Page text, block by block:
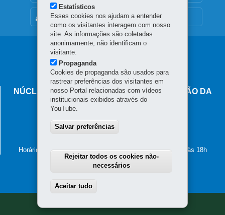
MAPA DO SITE
Navegação
principal
NÚCLEO REGIONAL DE EDUCAÇÃO DE UNIÃO DA
VITÓRIA
84.600-285-União da Vitória
Horário de atendimento: de segunda a sexta-feira, das 8h às 18h
Estatísticos
Esses cookies nos ajudam a entender
como os visitantes interagem com nosso
site. As informações são coletadas
anonimamente, não identificam o
visitante.
Propaganda
Cookies de propaganda são usados para
rastrear preferências dos visitantes em
nosso Portal relacionadas com vídeos
institucionais exibidos através do
YouTube.
Salvar preferências
Rejeitar todos os cookies não-
necessários
Aceitar tudo